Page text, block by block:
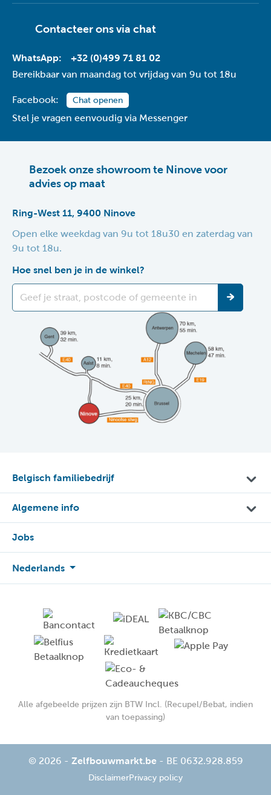
Contacteer ons via chat
WhatsApp:
+32 (0)499 71 81 02
Bereikbaar van maandag tot vrijdag van 9u tot 18u
Facebook: Chat openen
Stel je vragen eenvoudig via Messenger
Bezoek onze showroom te Ninove voor
advies op maat
Ring-West 11, 9400 Ninove
Open elke weekdag van 9u tot 18u30 en zaterdag van
9u tot 18u.
Hoe snel ben je in de winkel?
Belgisch familiebedrijf
Algemene info
Jobs
Nederlands
Alle afgebeelde prijzen zijn BTW Incl. (Recupel/Bebat, indien
van toepassing)
© 2026 - Zelfbouwmarkt.be- BE 0632.928.859
DisclaimerPrivacy policy